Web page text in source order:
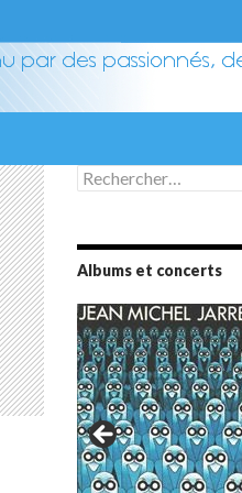
Rechercher :
Albums et concerts